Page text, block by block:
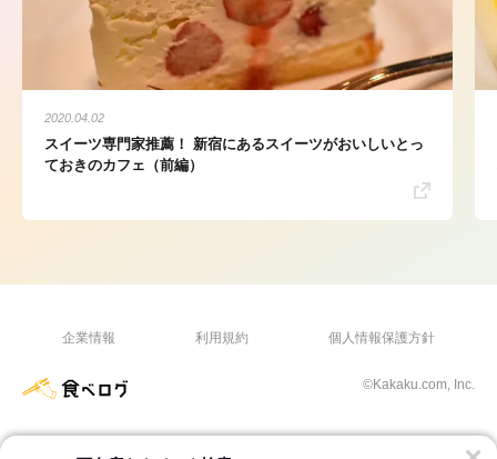
2020.04.02
スイーツ専門家推薦！ 新宿にあるスイーツがおいしいとっ
ておきのカフェ（前編）
企業情報 利用規約 個人情報保護方針
©Kakaku.com, Inc.